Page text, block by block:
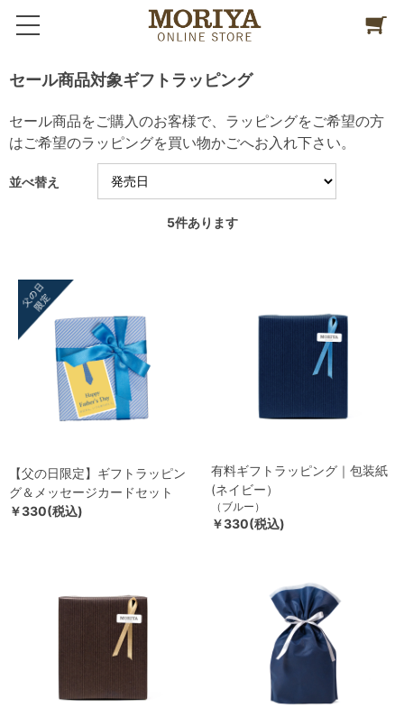
セール商品対象ギフトラッピング
セール商品をご購入のお客様で、ラッピングをご希望の方
はご希望のラッピングを買い物かごへお入れ下さい。
並べ替え
5件あります
【父の日限定】ギフトラッピン
グ＆メッセージカードセット
￥330(税込)
有料ギフトラッピング｜包装紙
(ネイビー）
（ブルー）
￥330(税込)